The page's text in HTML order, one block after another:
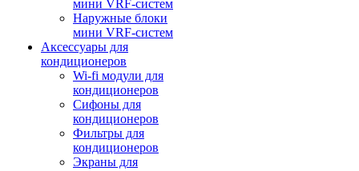
мини VRF-систем
Наружные блоки
мини VRF-систем
Аксессуары для
кондиционеров
Wi-fi модули для
кондиционеров
Сифоны для
кондиционеров
Фильтры для
кондиционеров
Экраны для